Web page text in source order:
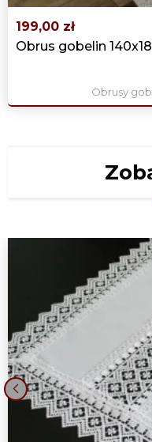
199,00 zł
Obrus gobelin
Obrusy